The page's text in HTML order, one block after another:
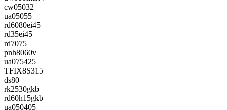
cw05032
ua05055
rd6080ei45
rd35ei45
rd7075
pnh8060v
ua075425
TFIX8S315
ds80
rk2530gkb
rd60h15gkb
ua050405